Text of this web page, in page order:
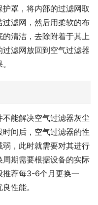
罩，将内部的过滤网取
滤网，然后用柔软的布
清洁，去除附着于其上
滤网放回到空气过滤器
能解决空气过滤器灰尘
间后，空气过滤器的性
，此时就需要对其进行
期需要根据设备的实际
推荐每3-6个月更换一
性能。